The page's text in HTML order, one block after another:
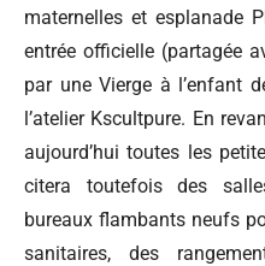
maternelles et esplanade
entrée officielle (partagée
par une Vierge à l’enfant
l’atelier Kscultpure. En
aujourd’hui toutes les
citera toutefois des
bureaux flambants neufs
sanitaires, des